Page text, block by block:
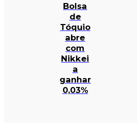
Bolsa
de
Tóquio
abre
com
Nikkei
a
ganhar
0,03%